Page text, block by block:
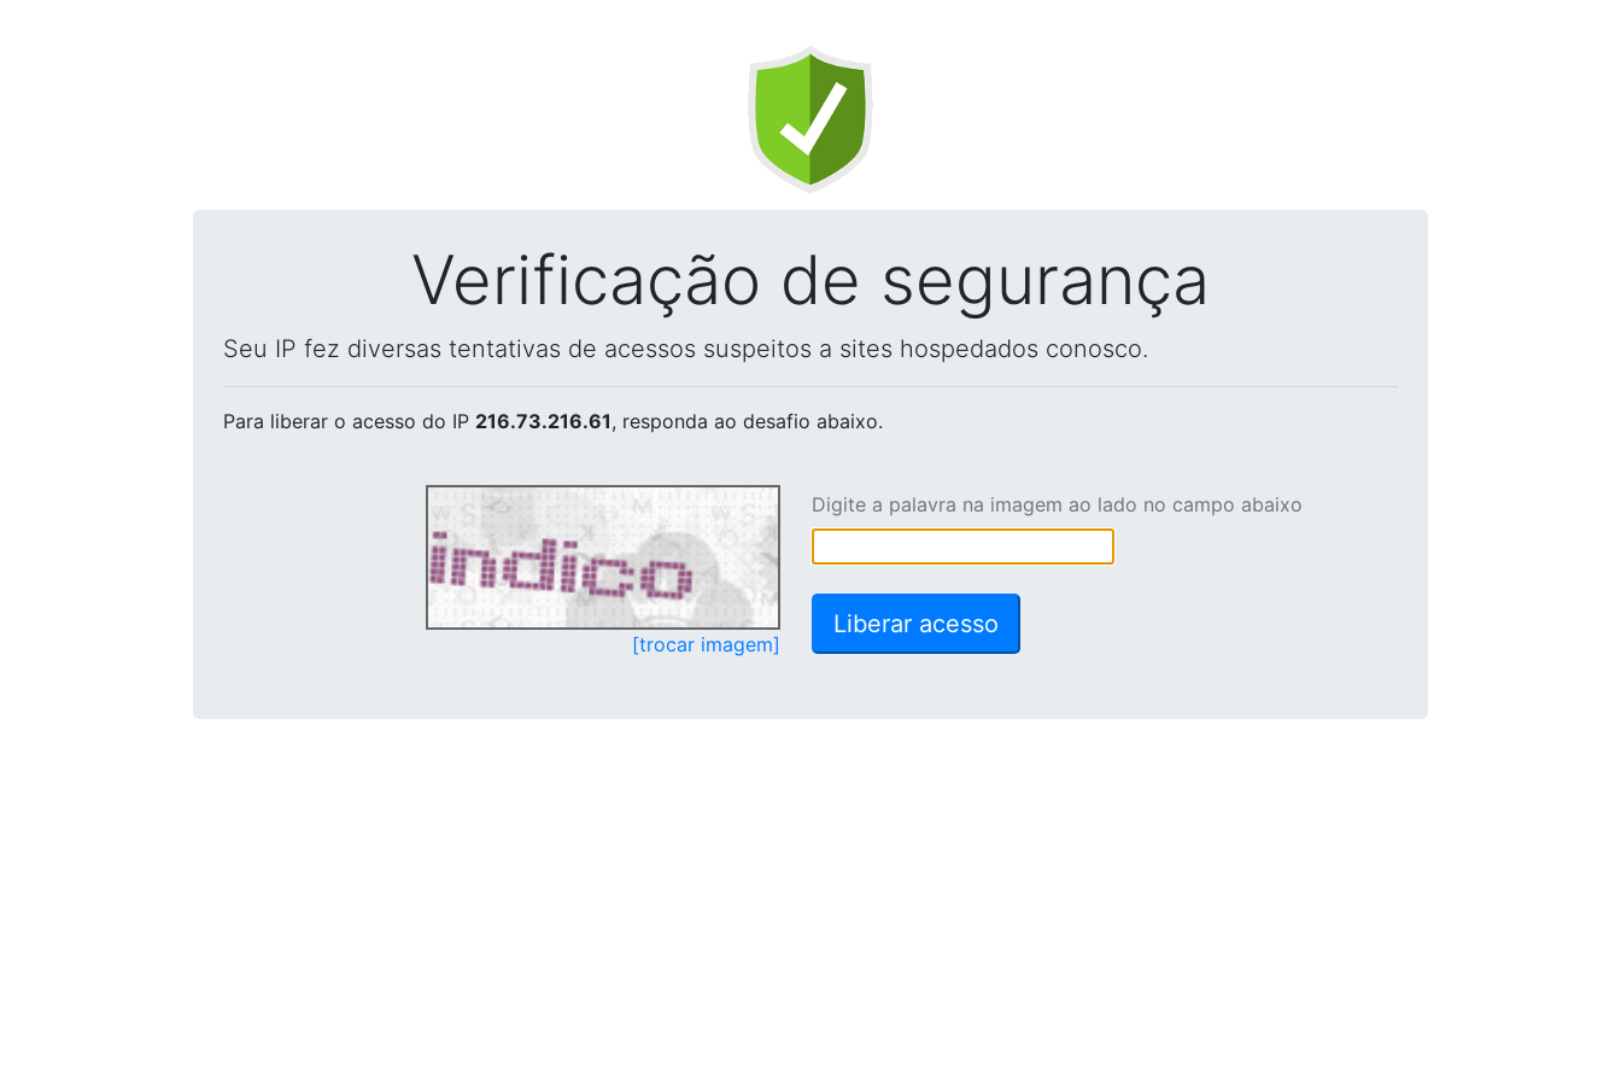
Verificação de segurança
Seu IP fez diversas tentativas de acessos suspeitos a sites hospedados conosco.
Para liberar o acesso do IP 216.73.216.61, responda ao desafio abaixo.
[trocar imagem]
Digite a palavra na imagem ao lado no campo abaixo